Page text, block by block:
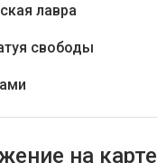
лавра
свободы
на карте